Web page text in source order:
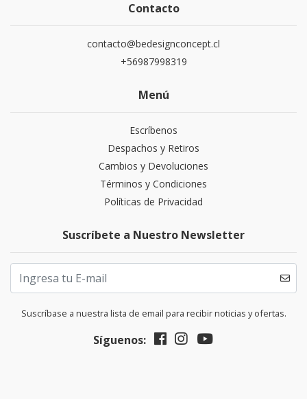
Contacto
contacto@bedesignconcept.cl
+56987998319
Menú
Escríbenos
Despachos y Retiros
Cambios y Devoluciones
Términos y Condiciones
Políticas de Privacidad
Suscríbete a Nuestro Newsletter
Suscríbase a nuestra lista de email para recibir noticias y ofertas.
Síguenos: